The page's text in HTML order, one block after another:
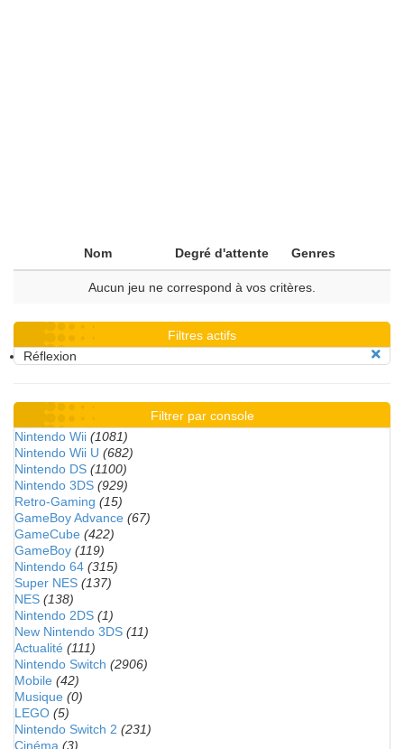
Nom Degré d'attente Genres
Aucun jeu ne correspond à vos critères.
Filtres actifs
Réflexion
Filtrer par console
Nintendo Wii (1081)
Nintendo Wii U (682)
Nintendo DS (1100)
Nintendo 3DS (929)
Retro-Gaming (15)
GameBoy Advance (67)
GameCube (422)
GameBoy (119)
Nintendo 64 (315)
Super NES (137)
NES (138)
Nintendo 2DS (1)
New Nintendo 3DS (11)
Actualité (111)
Nintendo Switch (2906)
Mobile (42)
Musique (0)
LEGO (5)
Nintendo Switch 2 (231)
Cinéma (3)